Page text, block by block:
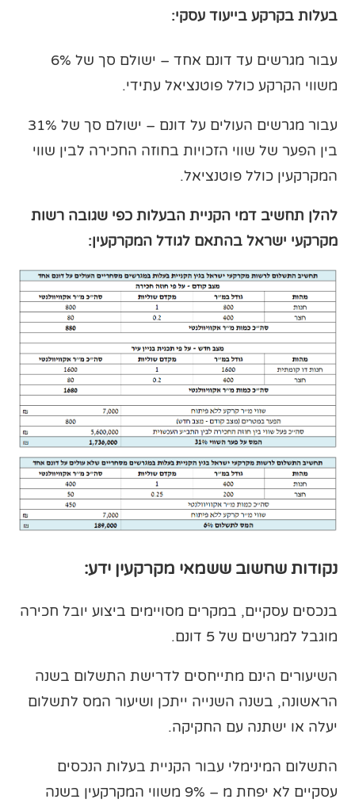
בעלות בקרקע בייעוד עסקי:
עבור מגרשים עד דונם אחד – ישולם סך של 6%
משווי הקרקע כולל פוטנציאל עתידי.
עבור מגרשים העולים על דונם – ישולם סך של 31%
בין הפער של שווי הזכויות בחוזה החכירה לבין שווי
המקרקעין כולל פוטנציאל.
להלן תחשיב דמי הקניית הבעלות כפי שגובה רשות
מקרקעי ישראל בהתאם לגודל המקרקעין:
נקודות שחשוב ששמאי מקרקעין ידע:
בנכסים עסקיים, במקרים מסויימים ביצוע יובל חכירה
מוגבל למגרשים של 5 דונם.
השיעורים הינם מתייחסים לדרישת התשלום בשנה
הראשונה, בשנה השנייה ייתכן ושיעור המס לתשלום
יעלה או ישתנה עם החקיקה.
התשלום המינימלי עבור הקניית בעלות הנכסים
עסקיים לא יפחת מ – 9% משווי המקרקעין בשנה